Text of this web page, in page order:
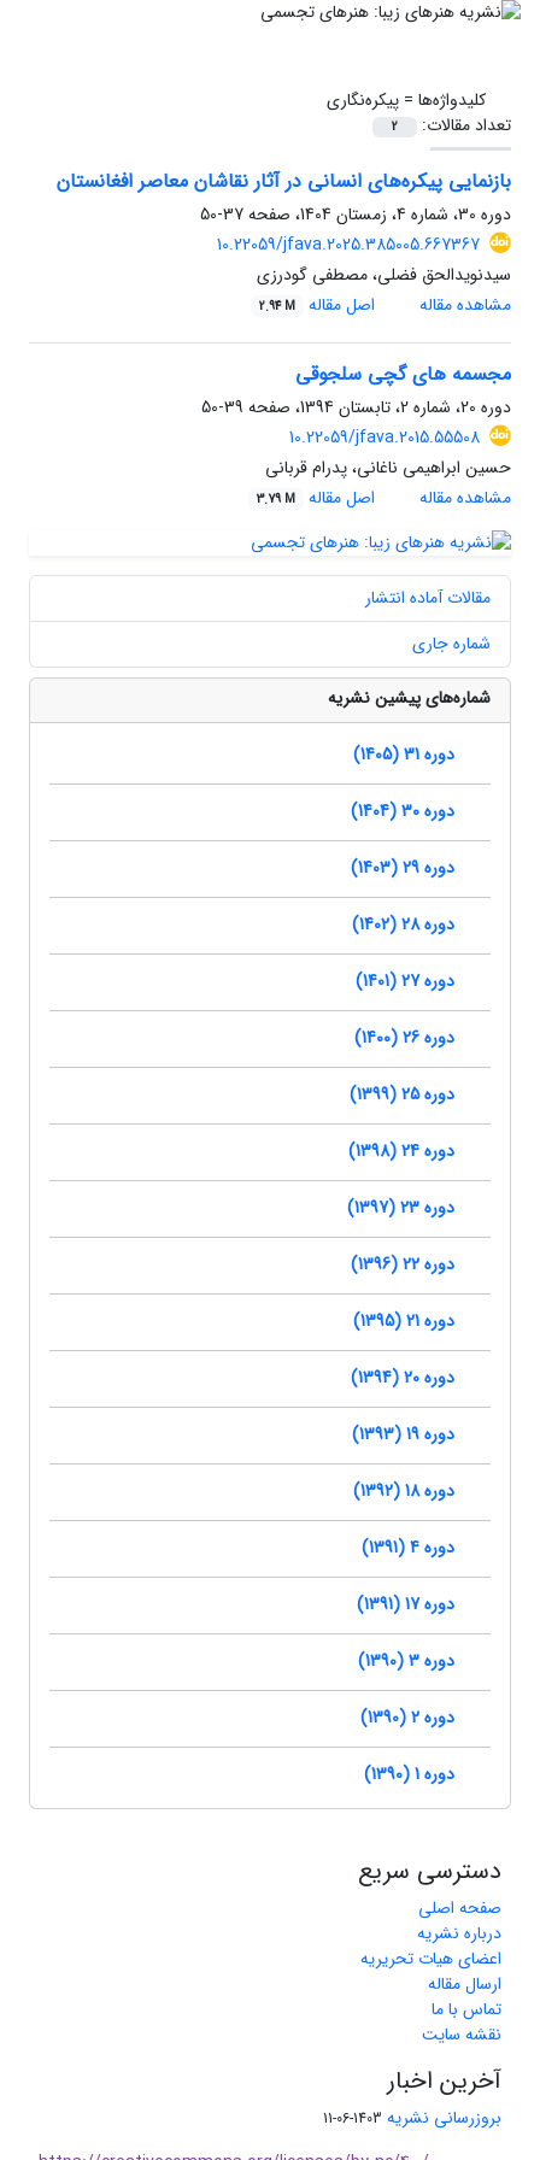
کلیدواژه‌ها =پیکره‌نگاری
تعداد مقالات:
2
بازنمایی پیکره‌های انسانی در آثار نقاشان معاصر افغانستان
دوره 30، شماره 4، زمستان 1404، صفحه
37-50
10.22059/jfava.2025.385005.667367
سیدنویدالحق فضلی، مصطفی گودرزی
مشاهده مقاله
اصل مقاله 2.94 M
مجسمه های گچی سلجوقی
دوره 20، شماره 2، تابستان 1394، صفحه
39-50
10.22059/jfava.2015.55508
حسین ابراهیمی ناغانی، پدرام قربانی
مشاهده مقاله
اصل مقاله 3.79 M
مقالات آماده انتشار
شماره جاری
شماره‌های پیشین نشریه
دوره 31 (1405)
دوره 30 (1404)
دوره 29 (1403)
دوره 28 (1402)
دوره 27 (1401)
دوره 26 (1400)
دوره 25 (1399)
دوره 24 (1398)
دوره 23 (1397)
دوره 22 (1396)
دوره 21 (1395)
دوره 20 (1394)
دوره 19 (1393)
دوره 18 (1392)
دوره 4 (1391)
دوره 17 (1391)
دوره 3 (1390)
دوره 2 (1390)
دوره 1 (1390)
دسترسی سریع
صفحه اصلی
درباره نشریه
اعضای هیات تحریریه
ارسال مقاله
تماس با ما
نقشه سایت
آخرین اخبار
بروزرسانی نشریه 1403-06-11